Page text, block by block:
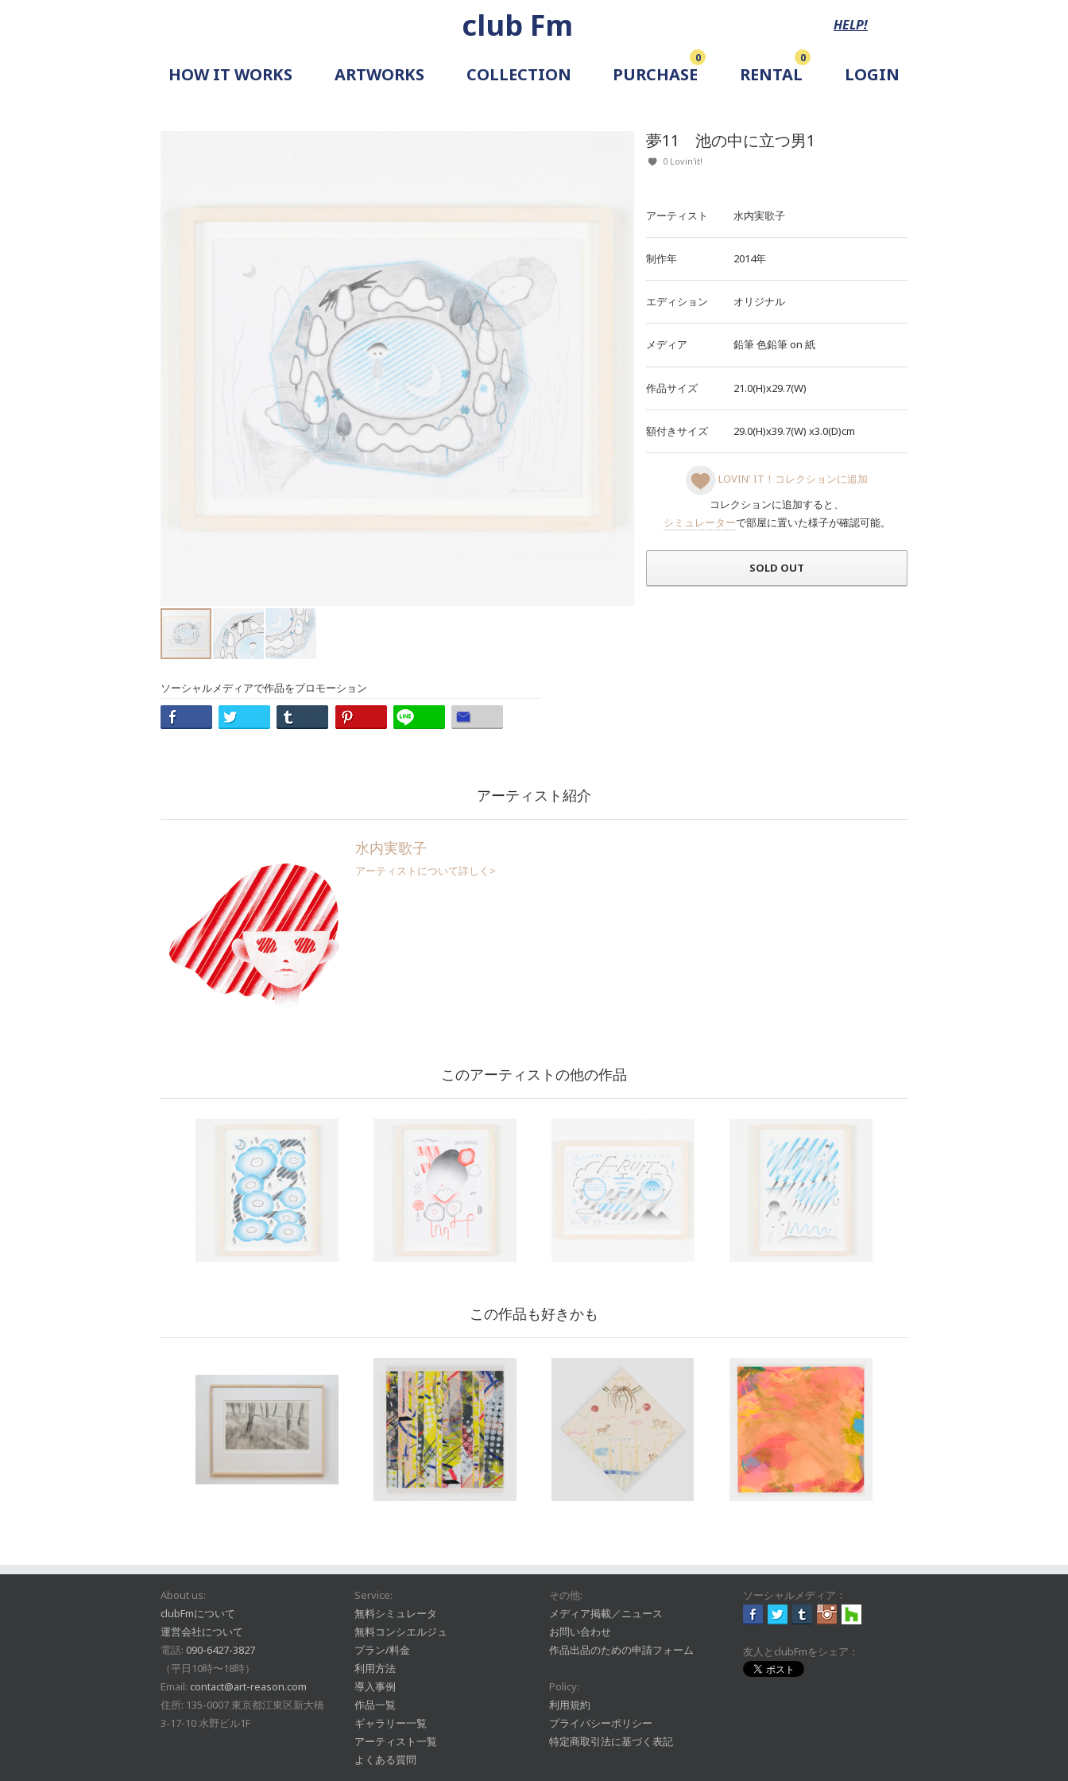
club Fm HELP!
HOW IT WORKS
ARTWORKS
COLLECTION
PURCHASE
0
RENTAL
0
LOGIN
ソーシャルメディアで作品をプロモーション
夢11 池の中に立つ男1
0 Lovin'it!
アーティスト 水内実歌子
制作年 2014年
エディション オリジナル
メディア 鉛筆色鉛筆on 紙
作品サイズ 21.0(H)x29.7(W)
額付きサイズ 29.0(H)x39.7(W) x3.0(D)cm
LOVIN' IT！コレクションに追加
コレクションに追加すると、
シミュレーターで部屋に置いた様子が確認可能。
SOLD OUT
アーティスト紹介
水内実歌子
アーティストについて詳しく>
このアーティストの他の作品
この作品も好きかも
About us:
clubFmについて
運営会社について
電話: 090-6427-3827
（平日10時〜18時）
Email: contact@art-reason.com
住所: 135-0007 東京都江東区新大橋
3-17-10 水野ビル1F
Service:
無料シミュレータ
無料コンシエルジュ
プラン/料金
利用方法
導入事例
作品一覧
ギャラリー一覧
アーティスト一覧
よくある質問
その他:
メディア掲載／ニュース
お問い合わせ
作品出品のための申請フォーム
Policy:
利用規約
プライバシーポリシー
特定商取引法に基づく表記
ソーシャルメディア：
友人とclubFmをシェア：